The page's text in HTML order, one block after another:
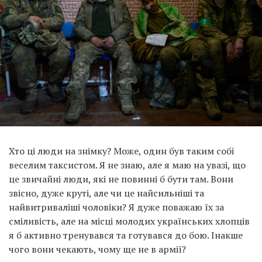
Хто ці люди на знімку? Може, один був таким собі
веселим таксистом. Я не знаю, але я маю на увазі, що
це звичайні люди, які не повинні б бути там. Вони
звісно, дуже круті, але чи це найсильніші та
найвитриваліші чоловіки? Я дуже поважаю їх за
сміливість, але на місці молодих українських хлопців
я б активно тренувався та готувався до бою. Інакше
чого вони чекають, чому ще не в армії?